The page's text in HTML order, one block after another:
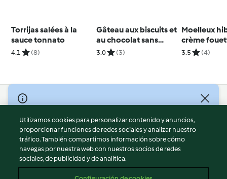
Torrijas salées à la
sauce tonnato
4.1 (8)
Gâteau aux biscuits et
au chocolat sans
gluten
3.0 (3)
Moelleux
crème
et fruits
3.5 (4)
© Copyright 2026
Términos de uso
Política de privacidad
Aviso legal
Información legal
Utilizamos cookies para personalizar contenido y anuncios,
proporcionar funciones de redes sociales y analizar nuestro
tráfico. También compartimos información sobre cómo
navegas por nuestra web con nuestros socios de redes
sociales, de publicidad y de analítica.